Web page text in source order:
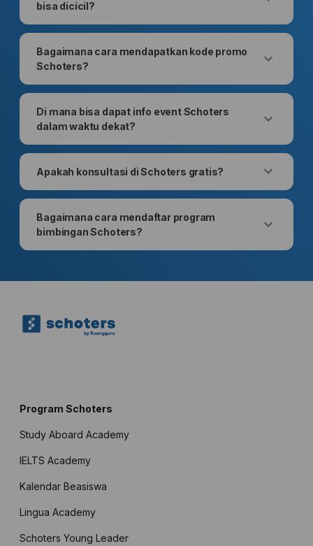
bisa dicicil?
Bagaimana cara mendapatkan kode promo
Schoters?
Di mana bisa dapat info event Schoters
dalam waktu dekat?
Apakah konsultasi di Schoters gratis?
Bagaimana cara mendaftar program
bimbingan Schoters?
Program Schoters
Study Aboard Academy
IELTS Academy
Kalendar Beasiswa
Lingua Academy
Schoters Young Leader